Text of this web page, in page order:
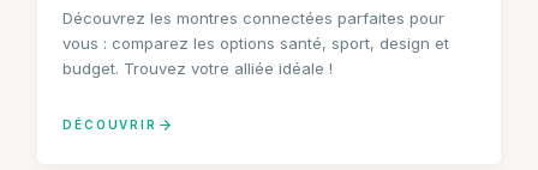
Découvrez les montres connectées parfaites pour
vous : comparez les options santé, sport, design et
budget. Trouvez votre alliée idéale !
DÉCOUVRIR